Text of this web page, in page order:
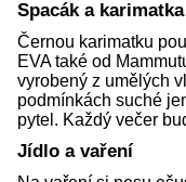
Spacák a karimatka
Černou karimatku
EVA také od
vyrobený z umělých
podmínkách suché
pytel. Každý večer
Jídlo a vaření